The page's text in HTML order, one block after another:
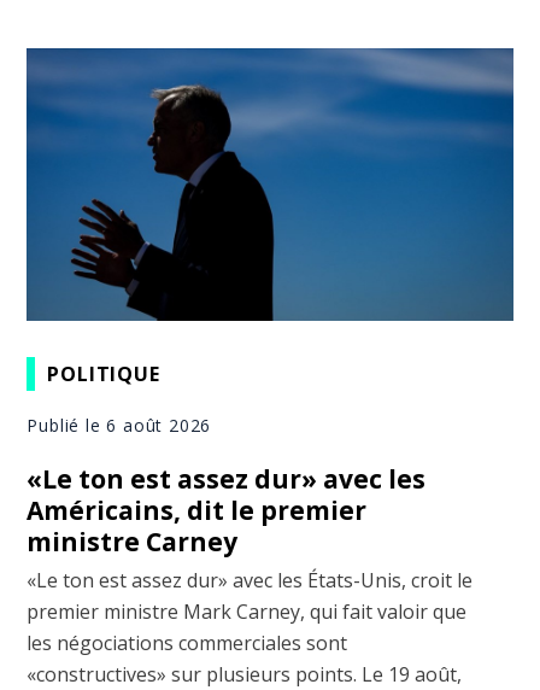
POLITIQUE
Publié le 6 août 2026
«Le ton est assez dur» avec les
Américains, dit le premier
ministre Carney
«Le ton est assez dur» avec les États-Unis, croit le
premier ministre Mark Carney, qui fait valoir que
les négociations commerciales sont
«constructives» sur plusieurs points. Le 19 août,